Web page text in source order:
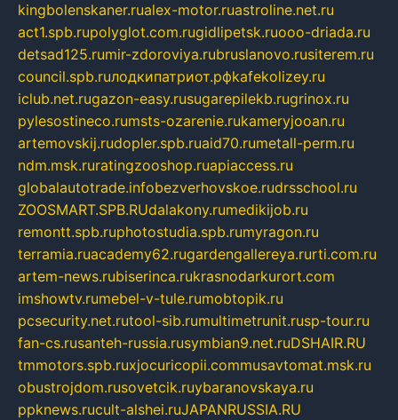
kingbolenskaner.rualex-motor.ruastroline.net.ru
act1.spb.rupolyglot.com.rugidlipetsk.ruooo-driada.ru
detsad125.rumir-zdoroviya.rubruslanovo.rusiterem.ru
council.spb.ruлодкипатриот.рфkafekolizey.ru
iclub.net.rugazon-easy.rusugarepilekb.rugrinox.ru
pylesostineco.rumsts-ozarenie.rukameryjooan.ru
artemovskij.rudopler.spb.ruaid70.rumetall-perm.ru
ndm.msk.ruratingzooshop.ruapiaccess.ru
globalautotrade.infobezverhovskoe.rudrsschool.ru
ZOOSMART.SPB.RUdalakony.rumedikijob.ru
remontt.spb.ruphotostudia.spb.rumyragon.ru
terramia.ruacademy62.rugardengallereya.rurti.com.ru
artem-news.rubiserinca.rukrasnodarkurort.com
imshowtv.rumebel-v-tule.rumobtopik.ru
pcsecurity.net.rutool-sib.rumultimetrunit.rusp-tour.ru
fan-cs.rusanteh-russia.rusymbian9.net.ruDSHAIR.RU
tmmotors.spb.ruxjocuricopii.commusavtomat.msk.ru
obustrojdom.rusovetcik.ruybaranovskaya.ru
ppknews.rucult-alshei.ruJAPANRUSSIA.RU